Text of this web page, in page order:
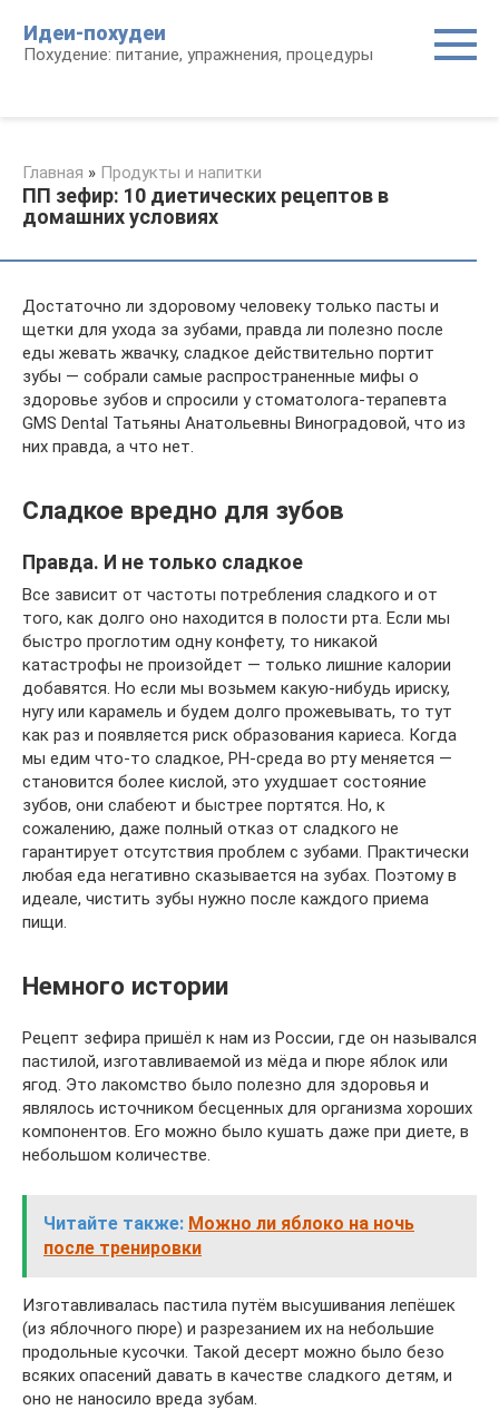
контенту
Идеи-похудеи
Похудение: питание, упражнения, процедуры
Главная » Продукты и напитки
ПП зефир: 10 диетических рецептов в
домашних условиях
Достаточно ли здоровому человеку только пасты и
щетки для ухода за зубами, правда ли полезно после
еды жевать жвачку, сладкое действительно портит
зубы — собрали самые распространенные мифы о
здоровье зубов и спросили у стоматолога-терапевта
GMS Dental Татьяны Анатольевны Виноградовой, что из
них правда, а что нет.
Сладкое вредно для зубов
Правда. И не только сладкое
Все зависит от частоты потребления сладкого и от
того, как долго оно находится в полости рта. Если мы
быстро проглотим одну конфету, то никакой
катастрофы не произойдет — только лишние калории
добавятся. Но если мы возьмем какую-нибудь ириску,
нугу или карамель и будем долго прожевывать, то тут
как раз и появляется риск образования кариеса. Когда
мы едим что-то сладкое, PH-среда во рту меняется —
становится более кислой, это ухудшает состояние
зубов, они слабеют и быстрее портятся. Но, к
сожалению, даже полный отказ от сладкого не
гарантирует отсутствия проблем с зубами. Практически
любая еда негативно сказывается на зубах. Поэтому в
идеале, чистить зубы нужно после каждого приема
пищи.
Немного истории
Рецепт зефира пришёл к нам из России, где он назывался
пастилой, изготавливаемой из мёда и пюре яблок или
ягод. Это лакомство было полезно для здоровья и
являлось источником бесценных для организма хороших
компонентов. Его можно было кушать даже при диете, в
небольшом количестве.
Читайте также: Можно ли яблоко на ночь
после тренировки
Изготавливалась пастила путём высушивания лепёшек
(из яблочного пюре) и разрезанием их на небольшие
продольные кусочки. Такой десерт можно было безо
всяких опасений давать в качестве сладкого детям, и
оно не наносило вреда зубам.